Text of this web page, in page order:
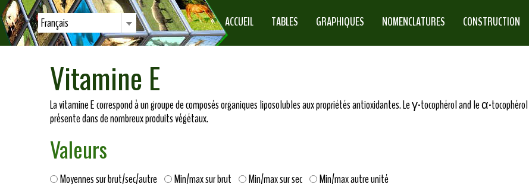
Français ACCUEIL TABLES GRAPHIQUES NOMENCLATURES CONSTRUCTION
Vitamine E
La vitamine E correspond à un groupe de composés organiques liposolubles aux propriétés antioxidantes. Le γ-tocophérol and le α-
présente dans de nombreux produits végétaux.
Valeurs
Moyennes sur brut/sec/autre Min/max sur brut Min/max sur sec
Min/max autre unité